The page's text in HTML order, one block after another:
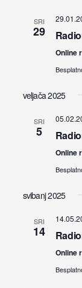
SRI
29
Online
veljača 2025
SRI
5
Online
svibanj 2025
SRI
14
Online